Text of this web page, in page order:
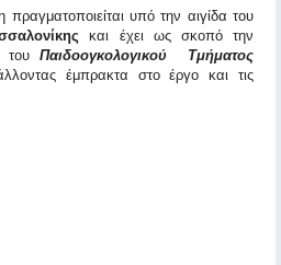
υπό την αιγίδα του
και έχει ως σκοπό την
του Παιδοογκολογικού Τμήματος
έμπρακτα στο έργο και τις